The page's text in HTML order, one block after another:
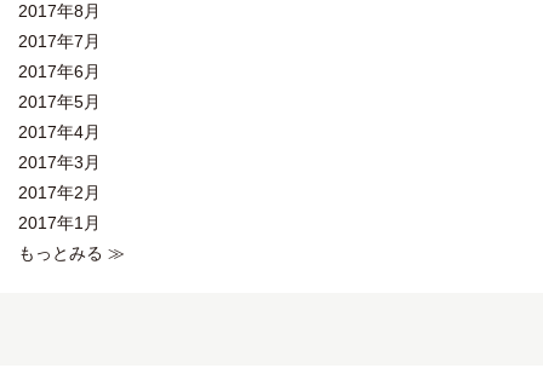
2017年8月
2017年7月
2017年6月
2017年5月
2017年4月
2017年3月
2017年2月
2017年1月
もっとみる ≫